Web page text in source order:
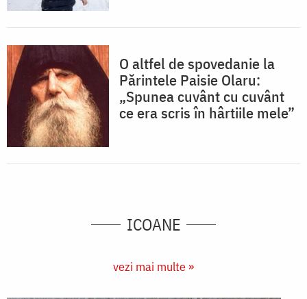
O altfel de spovedanie la
Părintele Paisie Olaru:
„Spunea cuvânt cu cuvânt
ce era scris în hârtiile mele”
ICOANE
vezi mai multe »